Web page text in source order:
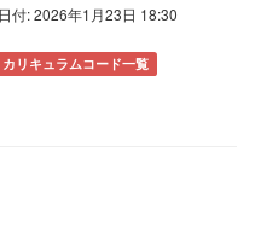
日付: 2026年1月23日 18:30
カリキュラムコード一覧